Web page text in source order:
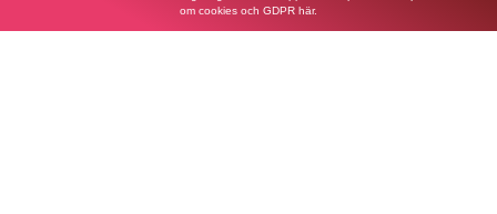
om cookies och GDPR här.